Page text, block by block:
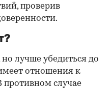
проверив
лучше убедиться до
отношения к
противном случае